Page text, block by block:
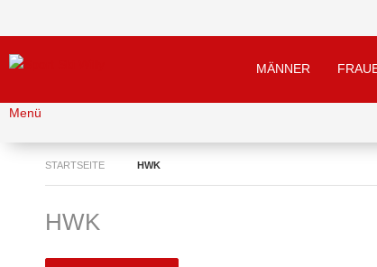
MÄNNER
Menü
STARTSEITE HWK
HWK